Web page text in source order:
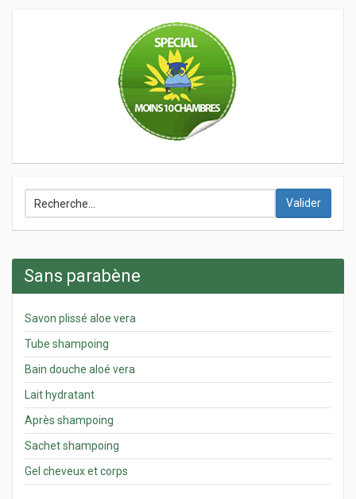
Valider
Sans parabène
Savon plissé aloe vera
Tube shampoing
Bain douche aloé vera
Lait hydratant
Après shampoing
Sachet shampoing
Gel cheveux et corps